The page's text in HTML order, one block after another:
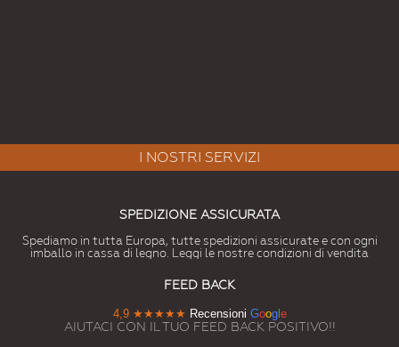
I NOSTRI SERVIZI
SPEDIZIONE ASSICURATA
Spediamo in tutta Europa, tutte spedizioni assicurate e con ogni
imballo in cassa di legno. Leggi le nostre condizioni di vendita
FEED BACK
4,9 ★★★★★ Recensioni Google
AIUTACI CON IL TUO FEED BACK POSITIVO!!